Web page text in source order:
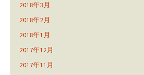
2018年3月
2018年2月
2018年1月
2017年12月
2017年11月